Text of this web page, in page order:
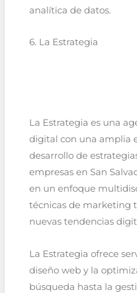
analítica de datos.
6. La Estrategia
La Estrategia es una
digital con una amplia
desarrollo de
empresas en San
en un enfoque
técnicas de marketing
nuevas tendencias
La Estrategia ofrece
diseño web y la
búsqueda hasta la